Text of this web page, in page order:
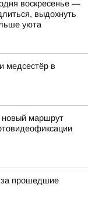
воскресенье —
выдохнуть
уюта
медсестёр в
новый маршрут
за прошедшие